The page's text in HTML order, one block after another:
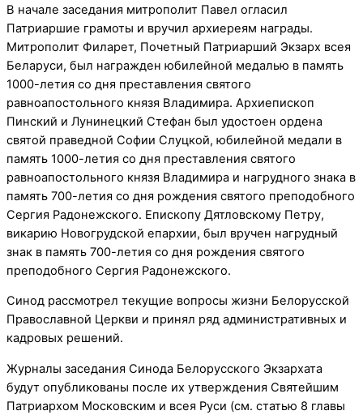
В начале заседания митрополит Павел огласил
Патриаршие грамоты и вручил архиереям награды.
Митрополит Филарет, Почетный Патриарший Экзарх всея
Беларуси, был награжден юбилейной медалью в память
1000-летия со дня преставления святого
равноапостольного князя Владимира. Архиепископ
Пинский и Лунинецкий Стефан был удостоен ордена
святой праведной Софии Слуцкой, юбилейной медали в
память 1000-летия со дня преставления святого
равноапостольного князя Владимира и нагрудного знака в
память 700-летия со дня рождения святого преподобного
Сергия Радонежского. Епископу Дятловскому Петру,
викарию Новогрудской епархии, был вручен нагрудный
знак в память 700-летия со дня рождения святого
преподобного Сергия Радонежского.
Синод рассмотрел текущие вопросы жизни Белорусской
Православной Церкви и принял ряд административных и
кадровых решений.
Журналы заседания Синода Белорусского Экзархата
будут опубликованы после их утверждения Святейшим
Патриархом Московским и всея Руси (см. статью 8 главы